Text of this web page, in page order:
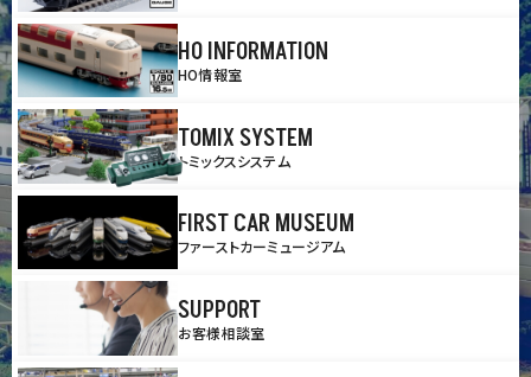
HO INFORMATION
HO情報室
TOMIX SYSTEM
トミックスシステム
FIRST CAR MUSEUM
ファーストカーミュージアム
SUPPORT
お客様相談室